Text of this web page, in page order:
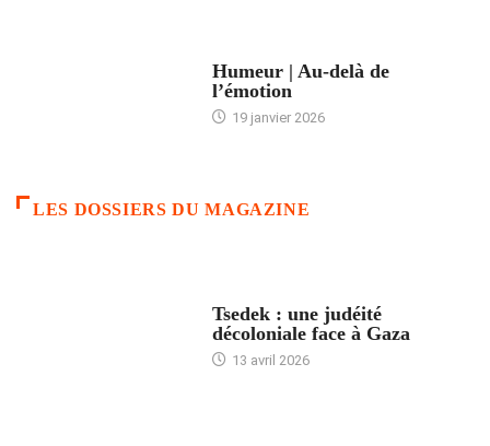
Humeur | Au-delà de
l’émotion
19 janvier 2026
LES DOSSIERS DU MAGAZINE
Tsedek : une judéité
décoloniale face à Gaza
13 avril 2026